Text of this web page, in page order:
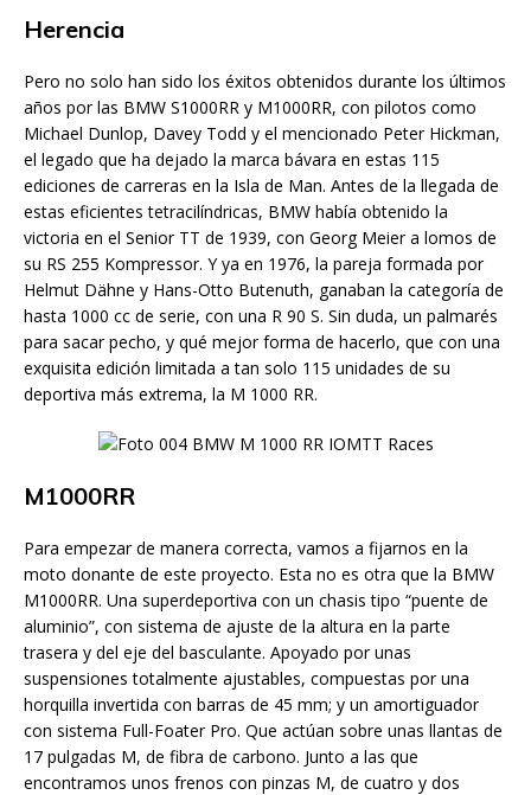
Herencia
Pero no solo han sido los éxitos obtenidos durante los últimos
años por las BMW S1000RR y M1000RR, con pilotos como
Michael Dunlop, Davey Todd y el mencionado Peter Hickman,
el legado que ha dejado la marca bávara en estas 115
ediciones de carreras en la Isla de Man. Antes de la llegada de
estas eficientes tetracilíndricas, BMW había obtenido la
victoria en el Senior TT de 1939, con Georg Meier a lomos de
su RS 255 Kompressor. Y ya en 1976, la pareja formada por
Helmut Dähne y Hans-Otto Butenuth, ganaban la categoría de
hasta 1000 cc de serie, con una R 90 S. Sin duda, un palmarés
para sacar pecho, y qué mejor forma de hacerlo, que con una
exquisita edición limitada a tan solo 115 unidades de su
deportiva más extrema, la M 1000 RR.
M1000RR
Para empezar de manera correcta, vamos a fijarnos en la
moto donante de este proyecto. Esta no es otra que la BMW
M1000RR. Una superdeportiva con un chasis tipo “puente de
aluminio”, con sistema de ajuste de la altura en la parte
trasera y del eje del basculante. Apoyado por unas
suspensiones totalmente ajustables, compuestas por una
horquilla invertida con barras de 45 mm; y un amortiguador
con sistema Full-Foater Pro. Que actúan sobre unas llantas de
17 pulgadas M, de fibra de carbono. Junto a las que
encontramos unos frenos con pinzas M, de cuatro y dos